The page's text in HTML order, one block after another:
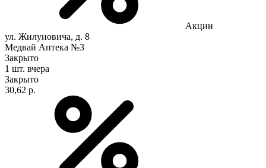
Акции
ул. Жилуновича, д. 8
Медвай Аптека №3
Закрыто
1 шт. вчера
Закрыто
30,62 р.